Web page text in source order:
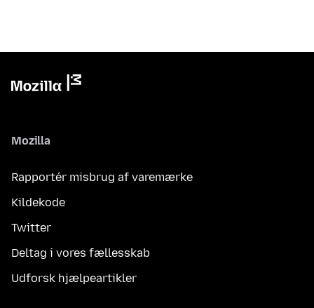
Mozilla
Rapportér misbrug af varemærke
Kildekode
Twitter
Deltag i vores fællesskab
Udforsk hjælpeartikler